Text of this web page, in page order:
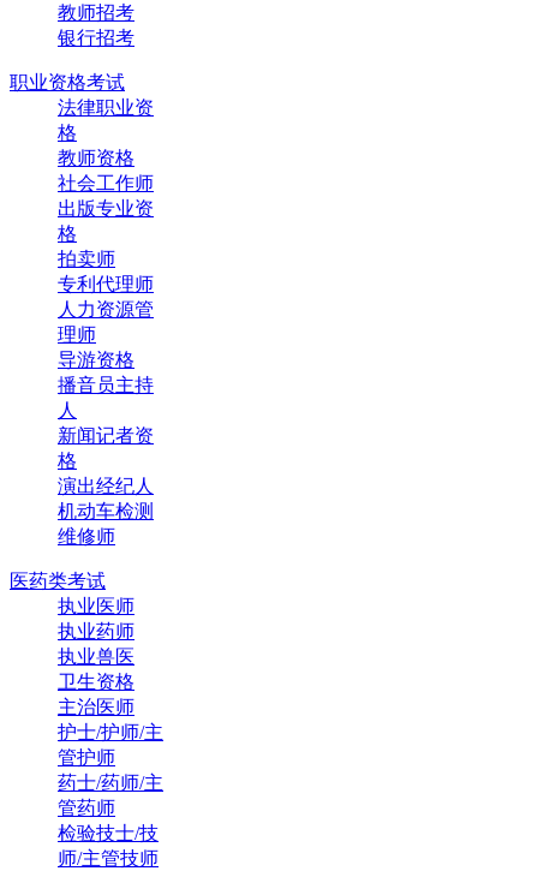
教师招考
银行招考
职业资格考试
法律职业资
格
教师资格
社会工作师
出版专业资
格
拍卖师
专利代理师
人力资源管
理师
导游资格
播音员主持
人
新闻记者资
格
演出经纪人
机动车检测
维修师
医药类考试
执业医师
执业药师
执业兽医
卫生资格
主治医师
护士/护师/主
管护师
药士/药师/主
管药师
检验技士/技
师/主管技师